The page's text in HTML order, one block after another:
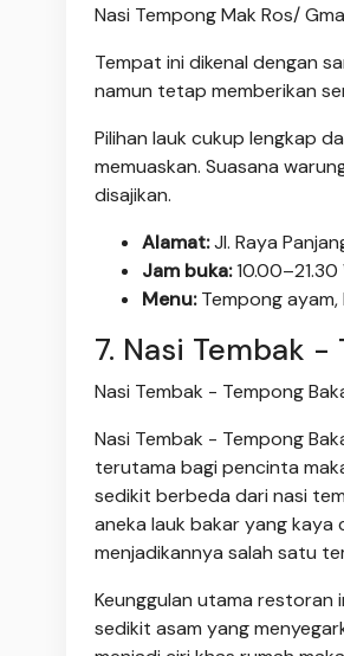
Nasi Tempong Mak Ros/
Tempat ini dikenal dengan
namun tetap memberikan
Pilihan lauk cukup lengkap
memuaskan. Suasana
disajikan.
Alamat:Jl. Raya
Jam buka:10.00–21.30
Menu:Tempong ayam,
7. Nasi Tembak -
Nasi Tembak - Tempong
Nasi Tembak - Tempong
terutama bagi pencinta
sedikit berbeda dari nasi
aneka lauk bakar yang
menjadikannya salah satu
Keunggulan utama
sedikit asam yang